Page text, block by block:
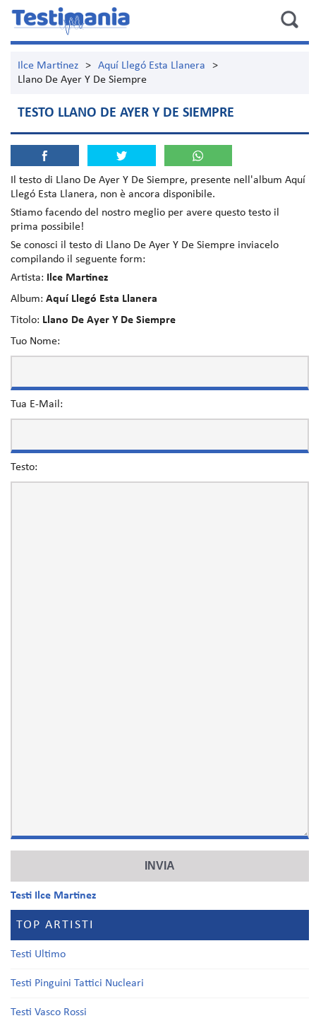
Ilce Martinez > Aquí Llegó Esta Llanera
>
Llano De Ayer Y De Siempre
TESTO LLANO DE AYER Y DE SIEMPRE
Il testo di Llano De Ayer Y De Siempre, presente nell'album Aquí
Llegó Esta Llanera, non è ancora disponibile.
Stiamo facendo del nostro meglio per avere questo testo il
prima possibile!
Se conosci il testo di Llano De Ayer Y De Siempre inviacelo
compilando il seguente form:
Artista:
Ilce Martinez
Album: Aquí Llegó Esta Llanera
Titolo: Llano De Ayer Y De Siempre
Tuo Nome:
Tua E-Mail:
Testo:
Testi Ilce Martinez
TOP ARTISTI
Testi Ultimo
Testi Pinguini Tattici Nucleari
Testi Vasco Rossi